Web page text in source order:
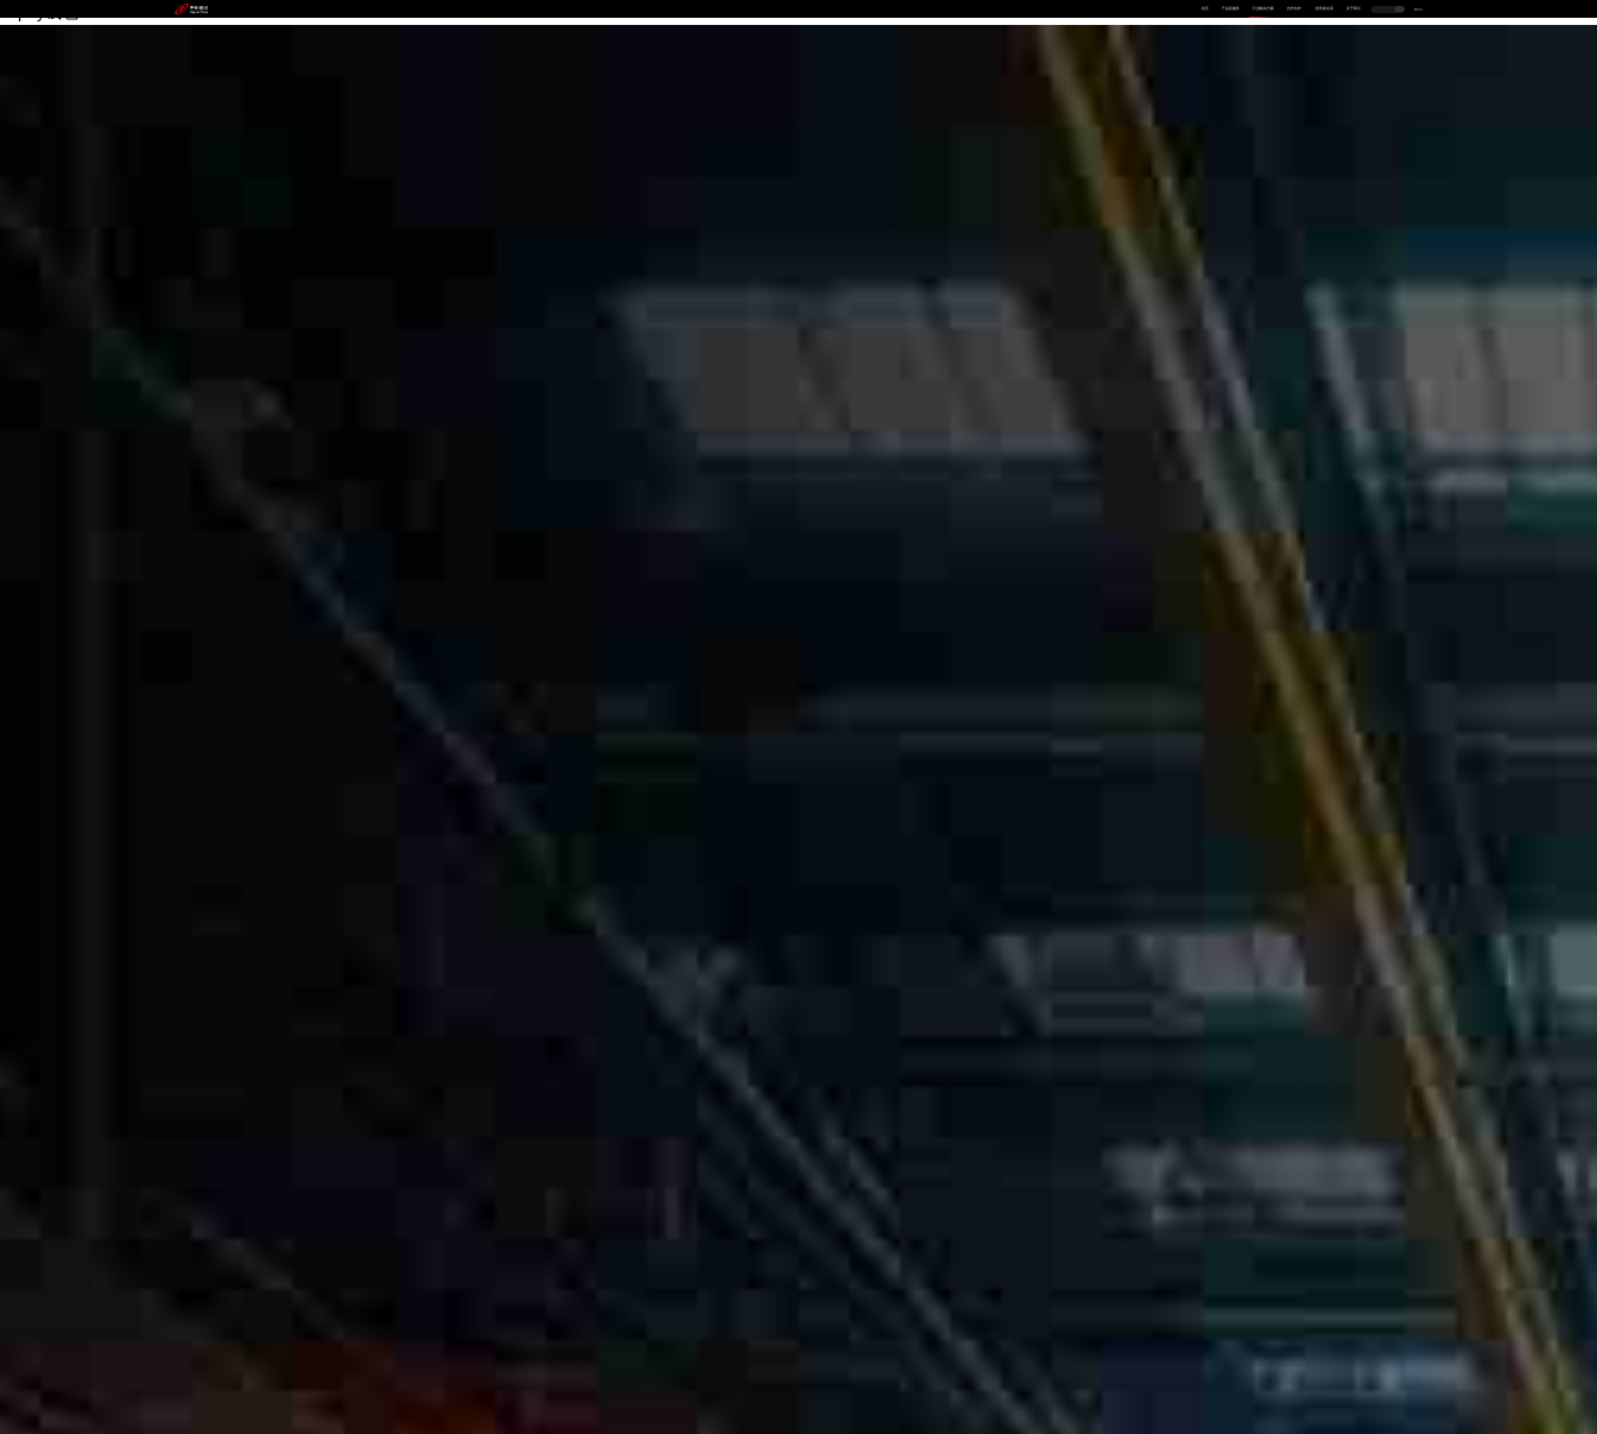
首页 产品及服务 行业解决方案 合作伙伴 投资者关系 关于我们 中EN